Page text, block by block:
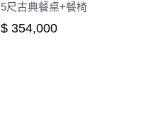
5尺古典餐桌+餐椅
$ 354,000